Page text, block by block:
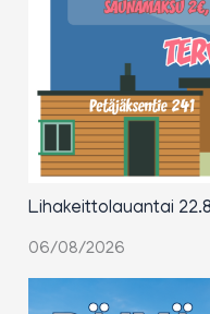
Lihakeittolauantai
06/08/2026